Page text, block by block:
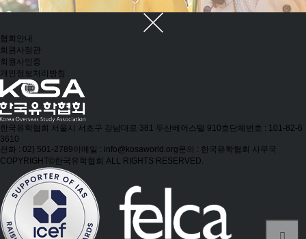
협회안내
회원사정관
회원사인증
개인정보처리방침
한국유학협회 서울시 서초구 강남대로 381 두산베어스텔 910호 단체번호 : 101-82-6
3610
전화 : 02) 501-2789이메일 : info@kosaworld.org문의 : 한국유학협회 사무국
COPYRIGHT©한국유학협회 ALL RIGHTS RESERVED.